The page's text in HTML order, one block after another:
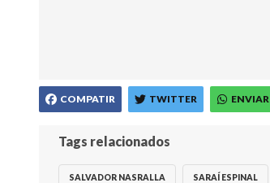
COMPATIR TWITTER ENVIAR
Tags relacionados
SALVADOR NASRALLA SARAÍ ESPINAL